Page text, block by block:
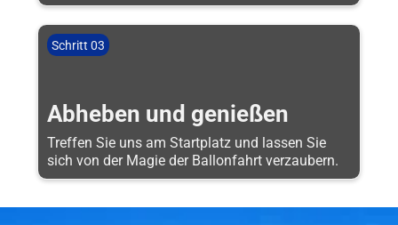
Schritt 03
Abheben und genießen
Treffen Sie uns am Startplatz und lassen Sie
sich von der Magie der Ballonfahrt verzaubern.